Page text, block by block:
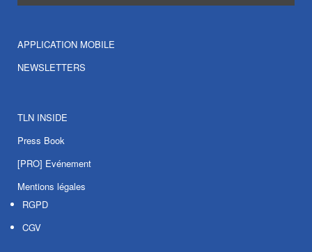
APPLICATION MOBILE
NEWSLETTERS
TLN INSIDE
Press Book
[PRO] Evénement
Mentions légales
RGPD
CGV